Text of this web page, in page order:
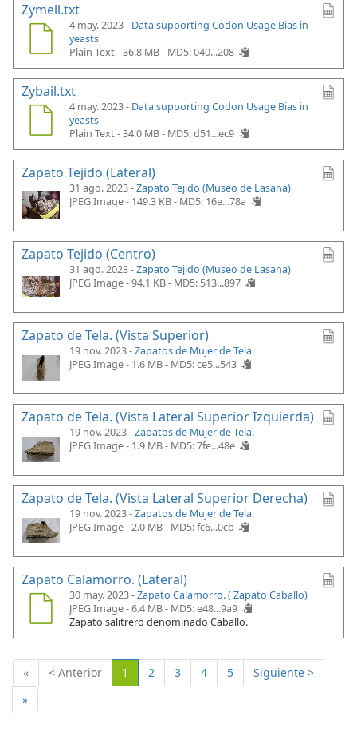
Zymell.txt
4 may. 2023 - Data supporting Codon Usage Bias in
yeasts
Plain Text - 36.8 MB - MD5: 040...208
Zybail.txt
4 may. 2023 - Data supporting Codon Usage Bias in
yeasts
Plain Text - 34.0 MB - MD5: d51...ec9
Zapato Tejido (Lateral)
31 ago. 2023 -Zapato Tejido (Museo de Lasana)
JPEG Image - 149.3 KB - MD5: 16e...78a
Zapato Tejido (Centro)
31 ago. 2023 -Zapato Tejido (Museo de Lasana)
JPEG Image - 94.1 KB - MD5: 513...897
Zapato de Tela. (Vista Superior)
19 nov. 2023 -Zapatos de Mujer de Tela.
JPEG Image - 1.6 MB - MD5: ce5...543
Zapato de Tela. (Vista Lateral Superior Izquierda)
19 nov. 2023 -Zapatos de Mujer de Tela.
JPEG Image - 1.9 MB - MD5: 7fe...48e
Zapato de Tela. (Vista Lateral Superior Derecha)
19 nov. 2023 -Zapatos de Mujer de Tela.
JPEG Image - 2.0 MB - MD5: fc6...0cb
Zapato Calamorro. (Lateral)
30 may. 2023 -Zapato Calamorro. ( Zapato Caballo)
JPEG Image - 6.4 MB - MD5: e48...9a9
Zapato salitrero denominado Caballo.
« < Anterior 1 (Actual)
2 3 4 5
Siguiente >
»